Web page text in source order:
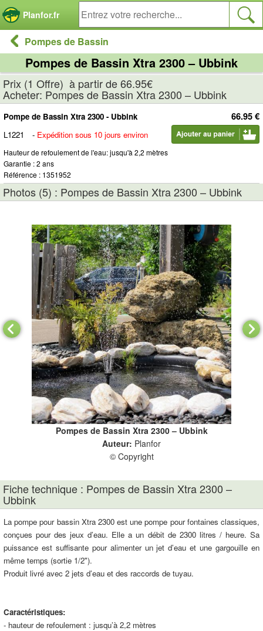
Planfor.fr
Pompes de Bassin
Pompes de Bassin Xtra 2300 – Ubbink
Prix (1 Offre) à partir de 66.95€
Acheter: Pompes de Bassin Xtra 2300 – Ubbink
66.95 €
Pompe de Bassin Xtra 2300 - Ubbink
L1221
- Expédition sous 10 jours environ
Hauteur de refoulement de l'eau: jusqu'à 2,2 mètres
Garantie : 2 ans
Référence : 1351952
Photos (5) : Pompes de Bassin Xtra 2300 – Ubbink
Pompes de Bassin Xtra 2300 – Ubbink
Auteur: Planfor
© Copyright
Fiche technique : Pompes de Bassin Xtra 2300 –
Ubbink
La pompe pour bassin Xtra 2300 est une pompe pour fontaines classiques,
conçues pour des jeux d’eau. Elle a un débit de 2300 litres / heure. Sa
puissance est suffisante pour alimenter un jet d’eau et une gargouille en
même temps (sortie 1/2").
Produit livré avec 2 jets d’eau et des raccords de tuyau.
Caractéristiques:
- hauteur de refoulement : jusqu’à 2,2 mètres
Panneau de gestion des cookies